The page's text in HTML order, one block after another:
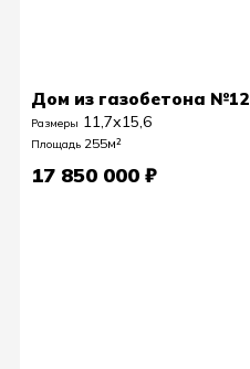
Дом из газобетона №12
Размеры 11,7х15,6
Площадь 255м²
17 850 000 ₽